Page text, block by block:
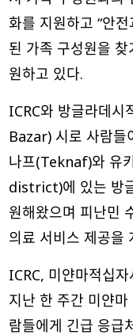
화를 지원하고 “안
된 가족 구성원을
원하고 있다.
ICRC와 방글라데시
Bazar) 시로 사람들
나프(Teknaf)와 유
district)에 있는 방
원해왔으며 피난민
의료 서비스 제공을
ICRC, 미얀마적십
지난 한 주간 미얀
람들에게 긴급 응급